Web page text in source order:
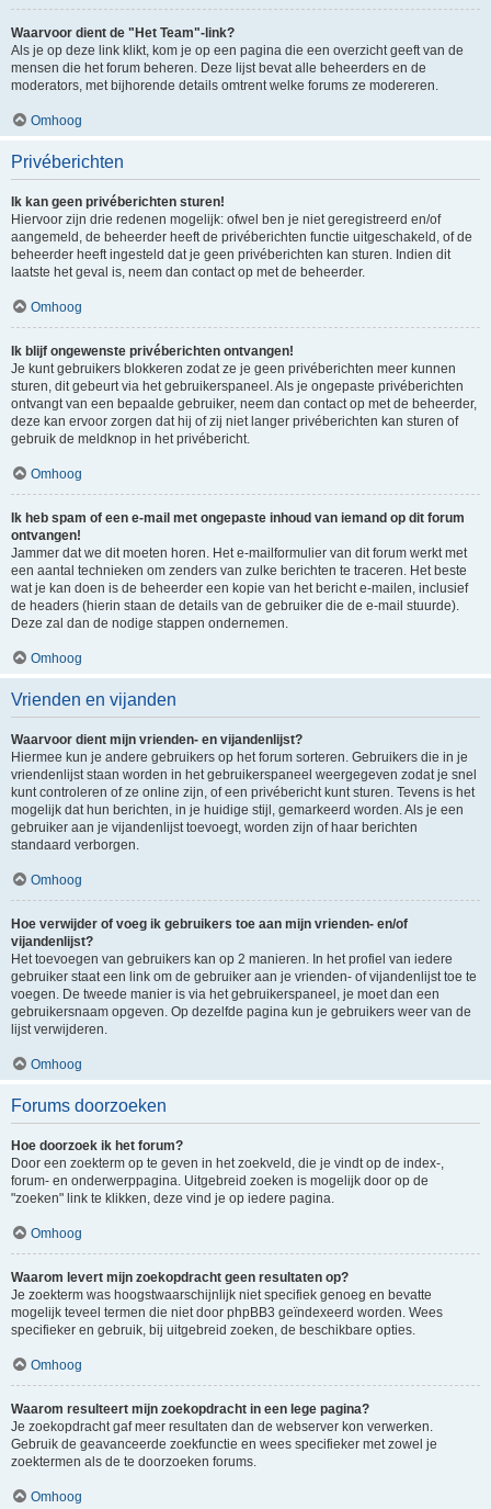
Waarvoor dient de "Het Team"-link?
Als je op deze link klikt, kom je op een pagina die een overzicht geeft van de
mensen die het forum beheren. Deze lijst bevat alle beheerders en de
moderators, met bijhorende details omtrent welke forums ze modereren.
Omhoog
Privéberichten
Ik kan geen privéberichten sturen!
Hiervoor zijn drie redenen mogelijk: ofwel ben je niet geregistreerd en/of
aangemeld, de beheerder heeft de privéberichten functie uitgeschakeld, of de
beheerder heeft ingesteld dat je geen privéberichten kan sturen. Indien dit
laatste het geval is, neem dan contact op met de beheerder.
Omhoog
Ik blijf ongewenste privéberichten ontvangen!
Je kunt gebruikers blokkeren zodat ze je geen privéberichten meer kunnen
sturen, dit gebeurt via het gebruikerspaneel. Als je ongepaste privéberichten
ontvangt van een bepaalde gebruiker, neem dan contact op met de beheerder,
deze kan ervoor zorgen dat hij of zij niet langer privéberichten kan sturen of
gebruik de meldknop in het privébericht.
Omhoog
Ik heb spam of een e-mail met ongepaste inhoud van iemand op dit forum
ontvangen!
Jammer dat we dit moeten horen. Het e-mailformulier van dit forum werkt met
een aantal technieken om zenders van zulke berichten te traceren. Het beste
wat je kan doen is de beheerder een kopie van het bericht e-mailen, inclusief
de headers (hierin staan de details van de gebruiker die de e-mail stuurde).
Deze zal dan de nodige stappen ondernemen.
Omhoog
Vrienden en vijanden
Waarvoor dient mijn vrienden- en vijandenlijst?
Hiermee kun je andere gebruikers op het forum sorteren. Gebruikers die in je
vriendenlijst staan worden in het gebruikerspaneel weergegeven zodat je snel
kunt controleren of ze online zijn, of een privébericht kunt sturen. Tevens is het
mogelijk dat hun berichten, in je huidige stijl, gemarkeerd worden. Als je een
gebruiker aan je vijandenlijst toevoegt, worden zijn of haar berichten
standaard verborgen.
Omhoog
Hoe verwijder of voeg ik gebruikers toe aan mijn vrienden- en/of
vijandenlijst?
Het toevoegen van gebruikers kan op 2 manieren. In het profiel van iedere
gebruiker staat een link om de gebruiker aan je vrienden- of vijandenlijst toe te
voegen. De tweede manier is via het gebruikerspaneel, je moet dan een
gebruikersnaam opgeven. Op dezelfde pagina kun je gebruikers weer van de
lijst verwijderen.
Omhoog
Forums doorzoeken
Hoe doorzoek ik het forum?
Door een zoekterm op te geven in het zoekveld, die je vindt op de index-,
forum- en onderwerppagina. Uitgebreid zoeken is mogelijk door op de
"zoeken" link te klikken, deze vind je op iedere pagina.
Omhoog
Waarom levert mijn zoekopdracht geen resultaten op?
Je zoekterm was hoogstwaarschijnlijk niet specifiek genoeg en bevatte
mogelijk teveel termen die niet door phpBB3 geïndexeerd worden. Wees
specifieker en gebruik, bij uitgebreid zoeken, de beschikbare opties.
Omhoog
Waarom resulteert mijn zoekopdracht in een lege pagina?
Je zoekopdracht gaf meer resultaten dan de webserver kon verwerken.
Gebruik de geavanceerde zoekfunctie en wees specifieker met zowel je
zoektermen als de te doorzoeken forums.
Omhoog